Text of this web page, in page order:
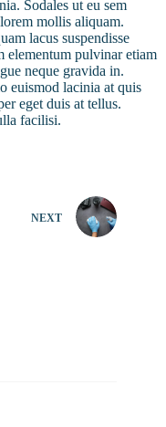
Sodales ut eu sem
mollis aliquam.
lacus suspendisse
elementum pulvinar etiam
neque gravida in.
euismod lacinia at quis
eget duis at tellus.
facilisi.
NEXT